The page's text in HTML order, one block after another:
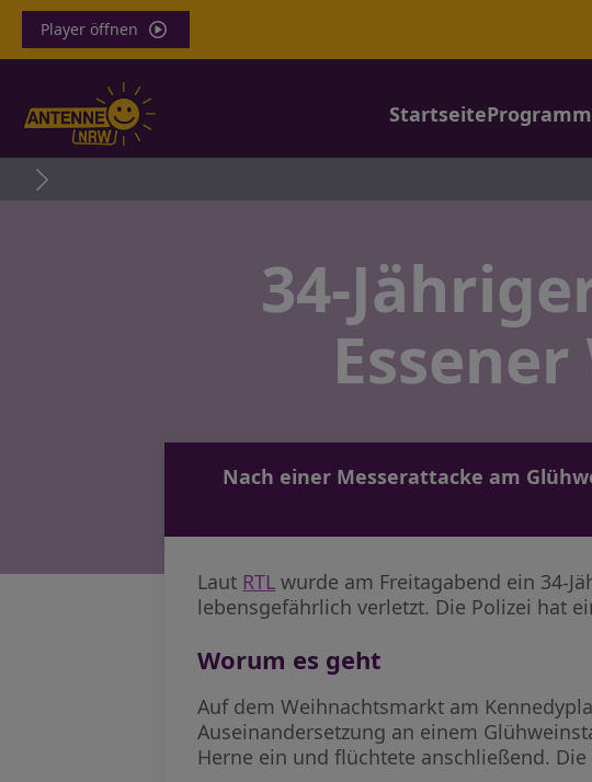
Player öffnen
StartseiteProgramm
34-
Nach einer Messerattacke am
Laut RTL wurde am Freitagabend ein 34-
lebensgefährlich verletzt. Die Polizei hat
Worum es geht
Auf dem Weihnachtsmarkt am
Auseinandersetzung an einem
Herne ein und flüchtete anschließend.